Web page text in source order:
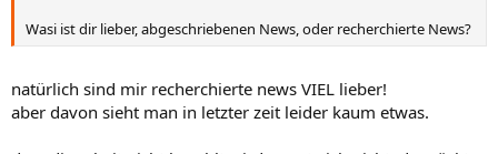
Wasi ist dir lieber, abgeschriebenen News, oder recherchierte News?
natürlich sind mir recherchierte news VIEL lieber!
aber davon sieht man in letzter zeit leider kaum etwas.